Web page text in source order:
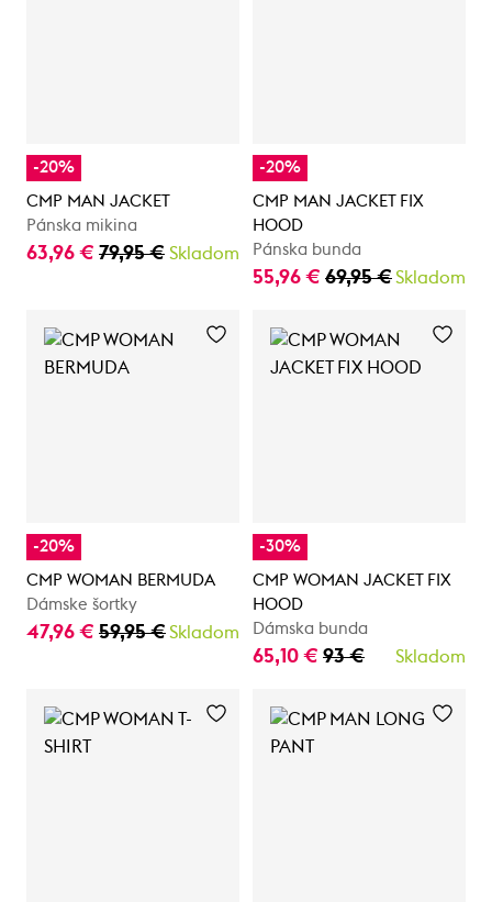
-20%
CMP MAN JACKET
Pánska mikina
63,96 € 79,95 € Skladom
-20%
CMP MAN JACKET FIX
HOOD
Pánska bunda
55,96 € 69,95 €Skladom
-20%
CMP WOMAN BERMUDA
Dámske šortky
47,96 € 59,95 €Skladom
-30%
CMP WOMAN JACKET FIX
HOOD
Dámska bunda
65,10 € 93 € Skladom